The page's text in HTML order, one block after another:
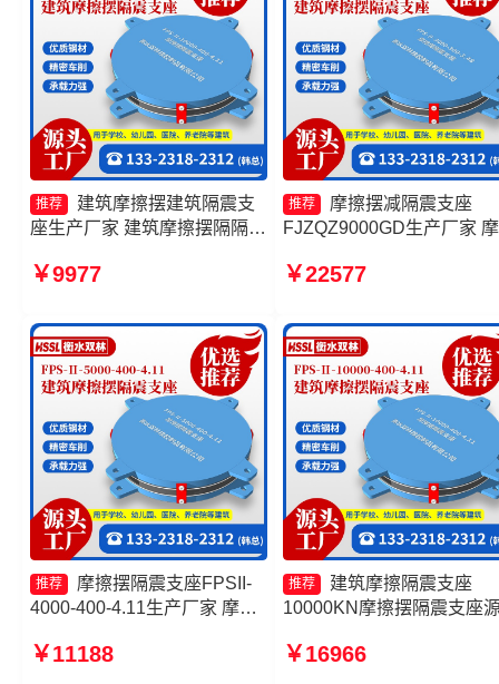
推荐
建筑摩擦摆建筑隔震支
座生产厂家 建筑摩擦摆隔隔震
座源头工厂 摩擦摆隔震支座
家
￥9977
推荐
摩擦摆减隔震支座
FJZQZ9000GD生产厂家
3.81 建筑摩擦摆式隔震支
9000-350-3.81厂家
￥22577
推荐
摩擦摆隔震支座FPSII-
4000-400-4.11生产厂家 摩擦
4.11源头工厂 摩擦摆隔震支座
￥11188
推荐
建筑摩擦隔震支座
10000KN摩擦摆隔震支座
6000-350-3.81生产厂家 摩
￥16966